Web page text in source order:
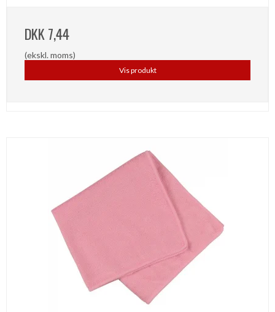
DKK 7,44
(ekskl. moms)
Vis produkt